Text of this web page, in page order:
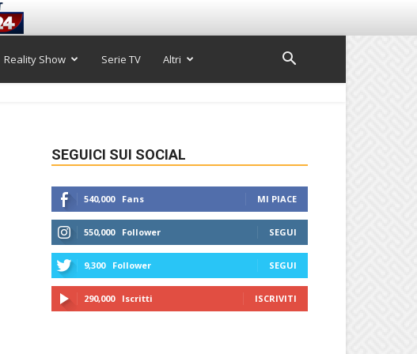
Reality Show Serie TV Altri
SEGUICI SUI SOCIAL
540,000 Fans MI PIACE
550,000 Follower SEGUI
9,300 Follower SEGUI
290,000 Iscritti ISCRIVITI